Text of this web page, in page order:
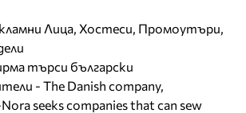
Лица, Хостеси, Промоутъри,
търси български
- The Danish company,
seeks companies that can sew